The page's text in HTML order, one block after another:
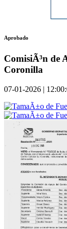
Aprobado
ComisiÃ³n de
Coronilla
07-01-2026 |